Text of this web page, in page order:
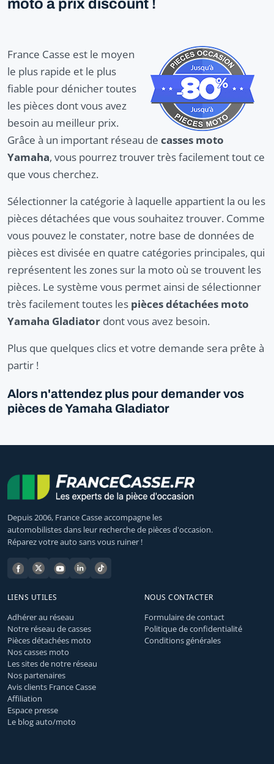
moto à prix discount !
France Casse est le moyen
le plus rapide et le plus
fiable pour dénicher toutes
les pièces dont vous avez
besoin au meilleur prix.
Grâce à un important réseau de casses moto
Yamaha, vous pourrez trouver très facilement tout ce
que vous cherchez.
Sélectionner la catégorie à laquelle appartient la ou les
pièces détachées que vous souhaitez trouver. Comme
vous pouvez le constater, notre base de données de
pièces est divisée en quatre catégories principales, qui
représentent les zones sur la moto où se trouvent les
pièces. Le système vous permet ainsi de sélectionner
très facilement toutes les pièces détachées moto
Yamaha Gladiator dont vous avez besoin.
Plus que quelques clics et votre demande sera prête à
partir !
Alors n'attendez plus pour demander vos
pièces de Yamaha Gladiator
Depuis 2006, France Casse accompagne les
automobilistes dans leur recherche de pièces d'occasion.
Réparez votre auto sans vous ruiner !
LIENS UTILES
Adhérer au réseau
Notre réseau de casses
Pièces détachées moto
Nos casses moto
Les sites de notre réseau
Nos partenaires
Avis clients France Casse
Affiliation
Espace presse
Le blog auto/moto
NOUS CONTACTER
Formulaire de contact
Politique de confidentialité
Conditions générales